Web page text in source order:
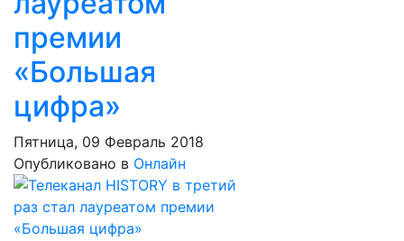
премии
«Большая
цифра»
Пятница, 09 Февраль 2018
Опубликовано в Онлайн